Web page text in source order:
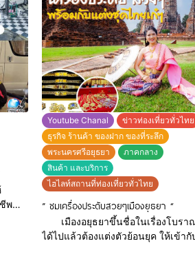
590 9595 เส้นทาง
: https://goo.gl/maps/
เป็นวัดที่มีประวัติศาสตร์ยาวนาน เป็
นิยมมากเป็น
พ
Youtube Chanal
ข่าวท่องเที่ยวทั่วไทย
ธุรกิจ ร้านค้า ของฝาก ของที่ระลึก
พระนครศรีอยุธยา
ภาคกลาง
สินค้า และบริการ
ไฮไลท์สถานที่ท่องเที่ยวทั่วไทย
” ชมเครื่องประดับสวยๆเมืองยุธยา “
เมืองอยุธยาขึ้นชื่อในเรื่องโบรา
ได้ไปแล้วต้องแต่งตัวย้อนยุค ให้เข้ากั